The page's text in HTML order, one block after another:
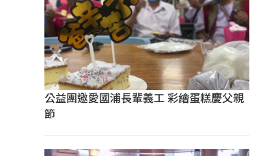
公益團邀愛國浦長輩義工 彩繪蛋糕慶父親
節